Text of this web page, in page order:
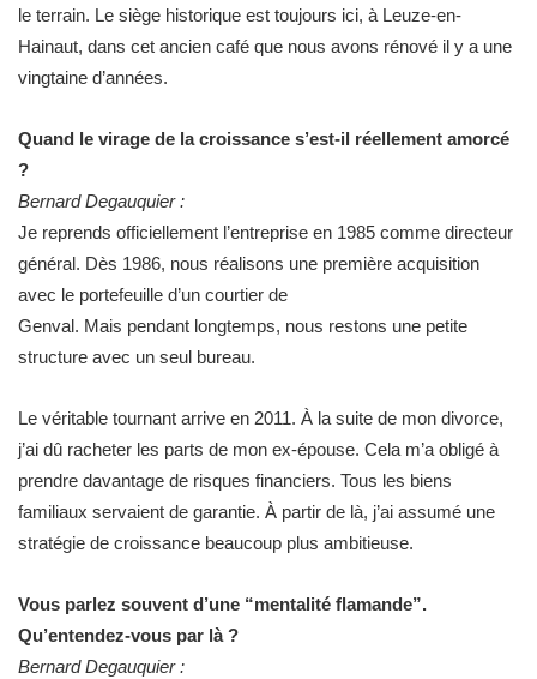
le terrain. Le siège historique est toujours ici, à Leuze-en-
Hainaut, dans cet ancien café que nous avons rénové il y a une
vingtaine d’années.
Quand le virage de la croissance s’est-il réellement amorcé
?
Bernard Degauquier :
Je reprends officiellement l’entreprise en 1985 comme directeur
général. Dès 1986, nous réalisons une première acquisition
avec le portefeuille d’un courtier de
Genval. Mais pendant longtemps, nous restons une petite
structure avec un seul bureau.
Le véritable tournant arrive en 2011. À la suite de mon divorce,
j’ai dû racheter les parts de mon ex-épouse. Cela m’a obligé à
prendre davantage de risques financiers. Tous les biens
familiaux servaient de garantie. À partir de là, j’ai assumé une
stratégie de croissance beaucoup plus ambitieuse.
Vous parlez souvent d’une “mentalité flamande”.
Qu’entendez-vous par là ?
Bernard Degauquier :